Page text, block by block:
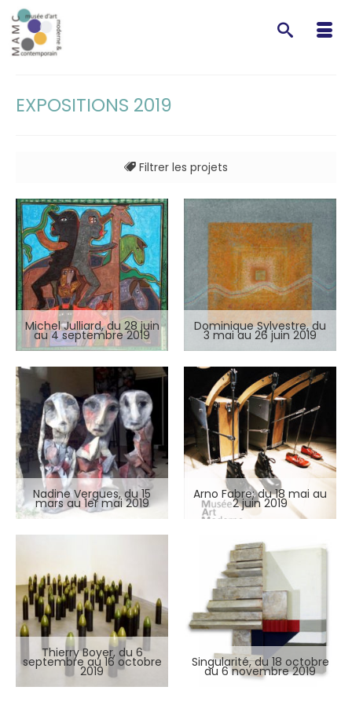
EXPOSITIONS 2019
Filtrer les projets
Michel Julliard, du 28 juin
au 4 septembre 2019
Dominique Sylvestre, du
3 mai au 26 juin 2019
Nadine Vergues, du 15
mars au 1er mai 2019
Arno Fabre; du 18 mai au
2 juin 2019
Thierry Boyer, du 6
septembre au 16 octobre
2019
Singularité, du 18 octobre
au 6 novembre 2019